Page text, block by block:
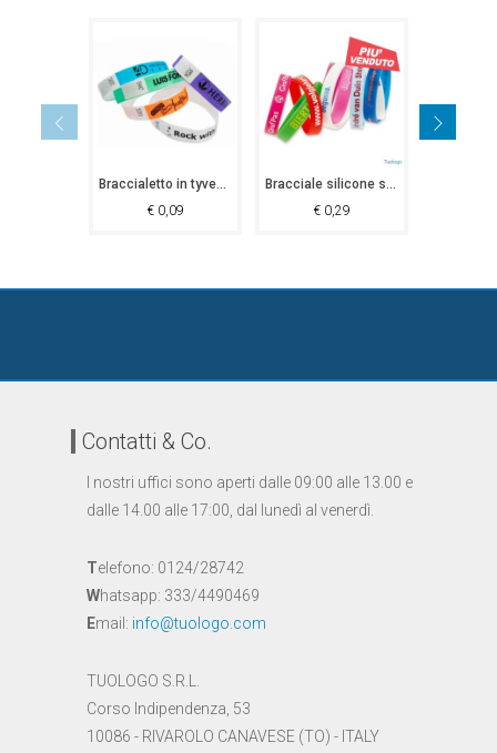
Braccialetto in tyvec 19 mm Genk
€0,09
Bracciale silicone stampato Pechino
€0,29
Contatti & Co.
I nostri uffici sono aperti dalle 09:00 alle 13.00 e
dalle 14.00 alle 17:00, dal lunedì al venerdì.
Telefono: 0124/28742
Whatsapp: 333/4490469
Email: info@tuologo.com
TUOLOGO S.R.L.
Corso Indipendenza, 53
10086 - RIVAROLO CANAVESE (TO) - ITALY